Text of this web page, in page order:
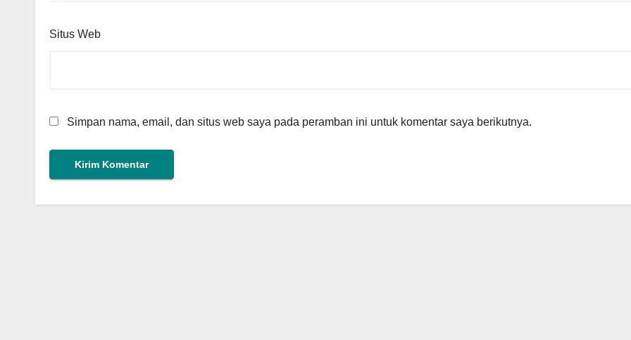
Situs Web
Simpan nama, email, dan situs web saya pada peramban ini untuk komentar saya berikutnya.